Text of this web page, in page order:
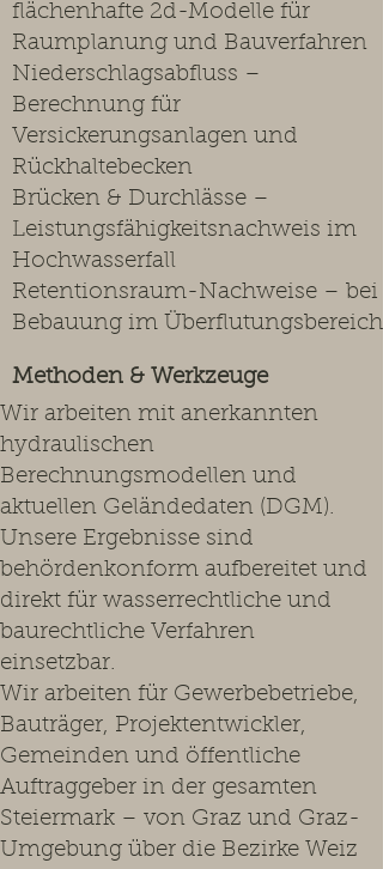
flächenhafte 2d-Modelle für
Raumplanung und Bauverfahren
Niederschlagsabfluss –
Berechnung für
Versickerungsanlagen und
Rückhaltebecken
Brücken & Durchlässe –
Leistungsfähigkeitsnachweis im
Hochwasserfall
Retentionsraum-Nachweise – bei
Bebauung im Überflutungsbereich
Methoden & Werkzeuge
Wir arbeiten mit anerkannten
hydraulischen
Berechnungsmodellen und
aktuellen Geländedaten (DGM).
Unsere Ergebnisse sind
behördenkonform aufbereitet und
direkt für wasserrechtliche und
baurechtliche Verfahren
einsetzbar.
Wir arbeiten für Gewerbebetriebe,
Bauträger, Projektentwickler,
Gemeinden und öffentliche
Auftraggeber in der gesamten
Steiermark – von Graz und Graz-
Umgebung über die Bezirke Weiz